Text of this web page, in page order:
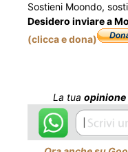
Sostieni Moondo,
Desidero inviare a
(clicca e dona)
La tua opinione